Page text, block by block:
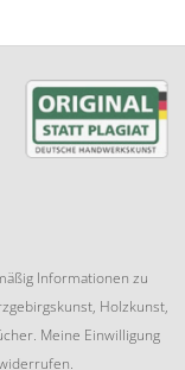
Informationen zu
Holzkunst,
Meine Einwilligung